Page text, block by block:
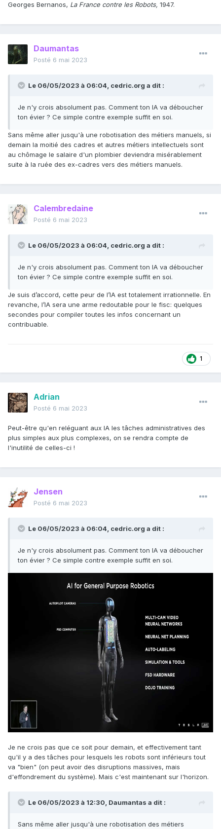
s’arrêtent pas de tourner, elles tournent de plusen plus vite et
effroyables,ne réussit plus à garder l’équilibre.
Georges Bernanos, La France contre les Robots, 1947.
Daumantas
Posté 6 mai 2023
Le 06/05/2023 à 06:04, cedric.org a dit :
Je n'y crois absolument pas. Comment ton IA va déboucher
ton évier ? Ce simple contre exemple suffit en soi.
Sans même aller jusqu'à une robotisation des métiers manuels, si
demain la moitié des cadres et autres métiers intellectuels sont
au chômage le salaire d'un plombier deviendra misérablement
suite à la ruée des ex-cadres vers des métiers manuels.
Calembredaine
Posté 6 mai 2023
Le 06/05/2023 à 06:04, cedric.org a dit :
Je n'y crois absolument pas. Comment ton IA va déboucher
ton évier ? Ce simple contre exemple suffit en soi.
Je suis d’accord, cette peur de l’IA est totalement irrationnelle. En
revanche, l’IA sera une arme redoutable pour le fisc: quelques
secondes pour compiler toutes les infos concernant un
contribuable.
1
Adrian
Posté 6 mai 2023
Peut-être qu'en reléguant aux IA les tâches administratives des
plus simples aux plus complexes, on se rendra compte de
l'inutilité de celles-ci !
Jensen
Posté 6 mai 2023
Le 06/05/2023 à 06:04, cedric.org a dit :
Je n'y crois absolument pas. Comment ton IA va déboucher
ton évier ? Ce simple contre exemple suffit en soi.
Je ne crois pas que ce soit pour demain, et effectivement tant
qu'il y a des tâches pour lesquels les robots sont inférieurs tout
va "bien" (on peut avoir des disruptions massives, mais
d'effondrement du système). Mais c'est maintenant sur l'horizon.
Le 06/05/2023 à 12:30, Daumantas a dit :
Sans même aller jusqu'à une robotisation des métiers